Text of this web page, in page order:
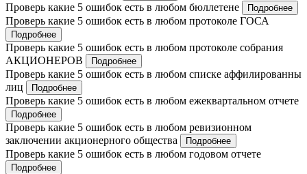
Проверь какие 5 ошибок есть в любом бюллетене Подробнее
Проверь какие 5 ошибок есть в любом протоколе ГОСА
Подробнее
Проверь какие 5 ошибок есть в любом протоколе собрания
АКЦИОНЕРОВ
Подробнее
Проверь какие 5 ошибок есть в любом списке аффилированны
лиц
Подробнее
Проверь какие 5 ошибок есть в любом ежеквартальном отчете
Подробнее
Проверь какие 5 ошибок есть в любом ревизионном
заключении акционерного общества
Подробнее
Проверь какие 5 ошибок есть в любом годовом отчете
Подробнее